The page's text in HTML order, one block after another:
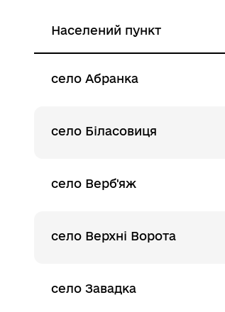
Населений пункт
село Абранка
село Біласовиця
село Верб'яж
село Верхні Ворота
село Завадка